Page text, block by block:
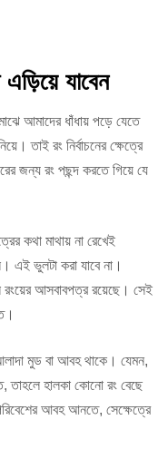
যাবেন
আমাদের ধাঁধায় পড়ে যেতে
তাই রং নির্বাচনের ক্ষেত্রে
জন্য রং পছন্দ করতে গিয়ে যে
কথা মাথায় না রেখেই
এই ভুলটা করা যাবে না।
রংয়ের আসবাবপত্র রয়েছে। সেই
মুড বা আবহ থাকে। যেমন,
তাহলে হালকা কোনো রং বেছে
আবহ আনতে, সেক্ষেত্রে